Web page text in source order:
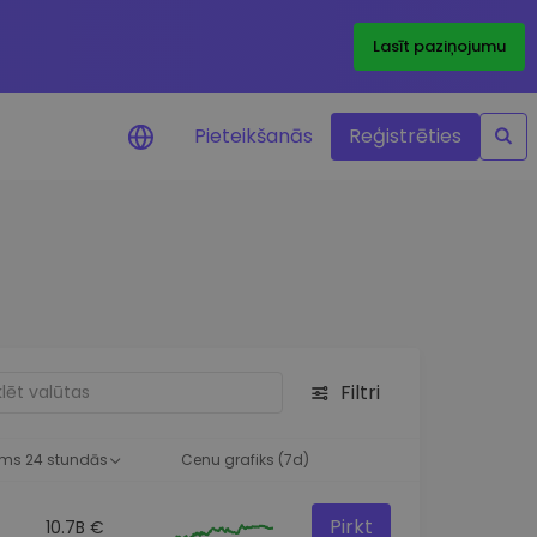
Lasīt paziņojumu
Pieteikšanās Reģistrēties
Filtri
24 stundās Cenu grafiks (7d)
10.7B € Pirkt